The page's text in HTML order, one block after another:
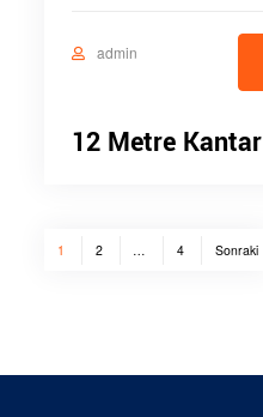
admin
12 Metre
Yazı
1 2 4 Sonraki